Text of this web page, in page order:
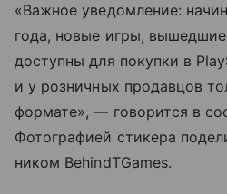
«Важное уведомление:
года, новые игры,
доступны для покупки в
и у розничных продавцов
формате», — говорится в
Фотографией стикера
ником BehindTGames.